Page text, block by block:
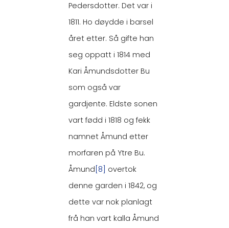
Pedersdotter. Det var i
1811. Ho døydde i barsel
året etter. Så gifte han
seg oppatt i 1814 med
Kari Åmundsdotter Bu
som også var
gardjente. Eldste sonen
vart fødd i 1818 og fekk
namnet Åmund etter
morfaren på Ytre Bu.
Åmund [8] overtok
denne garden i 1842, og
dette var nok planlagt
frå han vart kalla Åmund